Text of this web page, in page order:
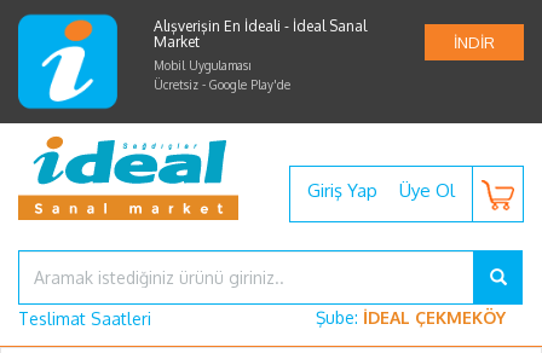
Alışverişin En İdeali - İdeal Sanal
Market
Mobil Uygulaması
Ücretsiz - Google Play'de
İNDİR
Giriş Yap Üye Ol
Teslimat Saatleri Şube: İDEAL ÇEKMEKÖY